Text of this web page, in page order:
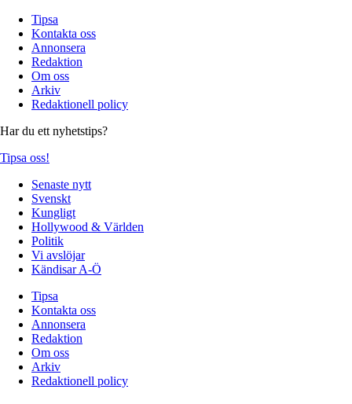
Tipsa
Kontakta oss
Annonsera
Redaktion
Om oss
Arkiv
Redaktionell policy
Har du ett nyhetstips?
Tipsa oss!
Senaste nytt
Svenskt
Kungligt
Hollywood & Världen
Politik
Vi avslöjar
Kändisar A-Ö
Tipsa
Kontakta oss
Annonsera
Redaktion
Om oss
Arkiv
Redaktionell policy